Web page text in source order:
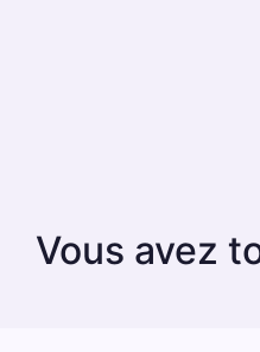
Vous avez